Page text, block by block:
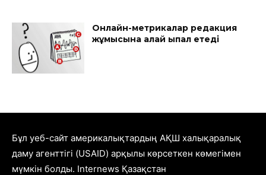
Онлайн-метрикалар редакция
жұмысына қалай ықпал етеді
Бұл уеб-сайт америкалықтардың АҚШ халықаралық
даму агенттігі (USAID) арқылы көрсеткен көмегімен
мүмкін болды. Internews Қазақстан